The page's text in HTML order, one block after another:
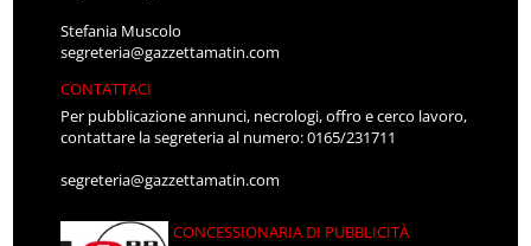
Stefania Muscolo
segreteria@gazzettamatin.com
CONTATTACI
Per pubblicazione annunci, necrologi, offro e cerco lavoro,
contattare la segreteria al numero: 0165/231711
segreteria@gazzettamatin.com
CONCESSIONARIA DI PUBBLICITÀ